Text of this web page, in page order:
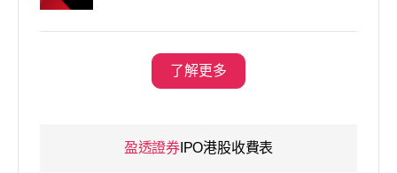
了解更多
盈透證券IPO港股收費表